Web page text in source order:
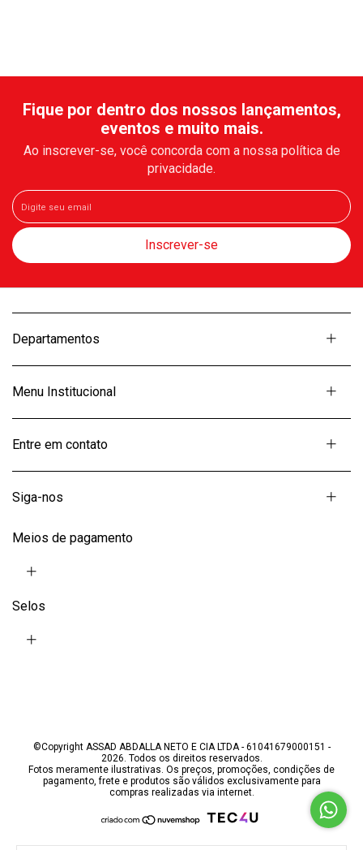
Fique por dentro dos nossos lançamentos,
eventos e muito mais.
Ao inscrever-se, você concorda com a nossa política de
privacidade.
Departamentos
Menu Institucional
Entre em contato
Siga-nos
Meios de pagamento
Selos
©Copyright ASSAD ABDALLA NETO E CIA LTDA - 61041679000151 -
2026. Todos os direitos reservados.
Fotos meramente ilustrativas. Os preços, promoções, condições de
pagamento, frete e produtos são válidos exclusivamente para
compras realizadas via internet.